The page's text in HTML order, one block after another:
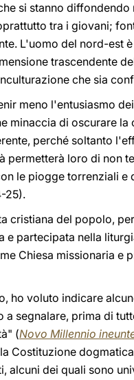
si stanno
tra i giovani;
L'uomo del nord-est
trascendente
che sia
meno l'entusiasmo
minaccia di oscurare
perché soltanto
permetterà loro di non
le piogge torrenziali e
25).
cristiana del popolo,
e partecipata nella
Chiesa missionaria e
ho voluto indicare
segnalare, prima di
(Novo Millennio
Costituzione
alcuni dei quali sono